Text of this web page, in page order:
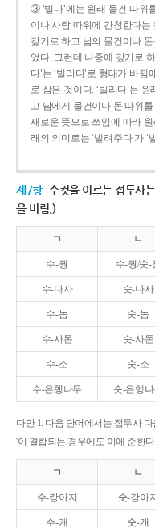
③ ‘빌다’에는 원래 물건 따위
이나 사람 따위에 간청한다는
갚기로 하고 남의 물건이나
었다. 그런데 나중에 갚기로
다’는 ‘빌리다’로 형태가 바뀜
로 삼은 것이다. ‘빌리다’는
고 남에게 물건이나 돈 따위
새로운 뜻으로 쓰임에 따라
래의 의미로는 ‘빌려주다’가
제7항 수컷을 이르는 접두사
을 버림.)
ㄱ ㄴ
수-꿩 수-퀑/숫-
수-나사 숫-나사
수-놈 숫-놈
수-사돈 숫-사돈
수-소 숫-소
수-은행나무 숫-은행나
다만 1. 다음 단어에서는 접두사
'이 결합되는 경우에도 이에 준한
ㄱ ㄴ
수-캉아지 숫-강아지
수-캐 숫-개